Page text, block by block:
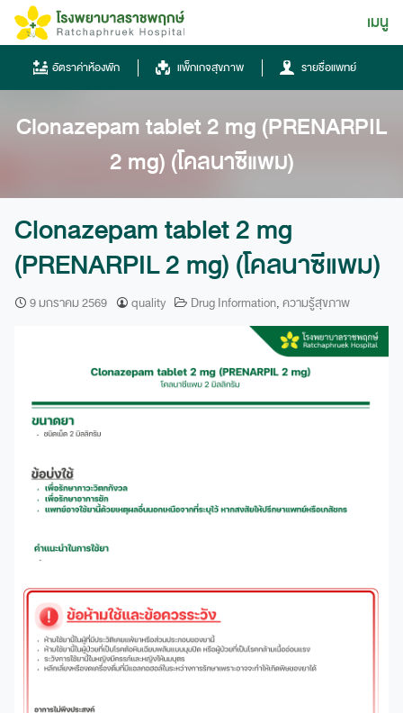
Skip
content
เมนู
โทรศัพท์
ฮอทไลน์
043-333555
ไทย
ไทย
English
Chinese
อัตราค่าห้องพัก แพ็กเกจสุขภาพ รายชื่อแพทย์
Clonazepam tablet 2 mg (PRENARPIL
2 mg) (โคลนาซีแพม)
Clonazepam tablet 2 mg
(PRENARPIL 2 mg) (โคลนาซีแพม)
9 มกราคม 2569 quality Drug Information,ความรู้สุขภาพ